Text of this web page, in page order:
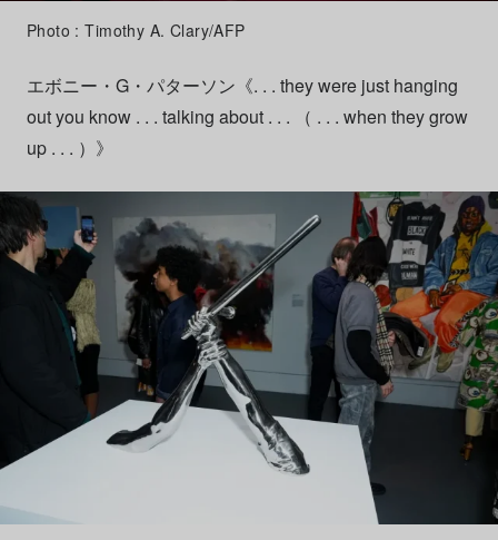
Photo : Timothy A. Clary/AFP
エボニー・G・パターソン《. . . they were just hanging
out you know . . . talking about . . . （ . . . when they grow
up . . . ）》